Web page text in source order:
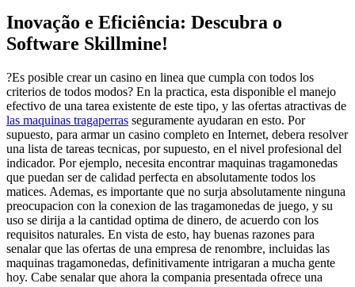
Inovação e Eficiência: Descubra o
Software Skillmine!
?Es posible crear un casino en linea que cumpla con todos los
criterios de todos modos? En la practica, esta disponible el manejo
efectivo de una tarea existente de este tipo, y las ofertas atractivas de
las maquinas tragaperras seguramente ayudaran en esto. Por
supuesto, para armar un casino completo en Internet, debera resolver
una lista de tareas tecnicas, por supuesto, en el nivel profesional del
indicador. Por ejemplo, necesita encontrar maquinas tragamonedas
que puedan ser de calidad perfecta en absolutamente todos los
matices. Ademas, es importante que no surja absolutamente ninguna
preocupacion con la conexion de las tragamonedas de juego, y su
uso se dirija a la cantidad optima de dinero, de acuerdo con los
requisitos naturales. En vista de esto, hay buenas razones para
senalar que las ofertas de una empresa de renombre, incluidas las
maquinas tragamonedas, definitivamente intrigaran a mucha gente
hoy. Cabe senalar que ahora la compania presentada ofrece una